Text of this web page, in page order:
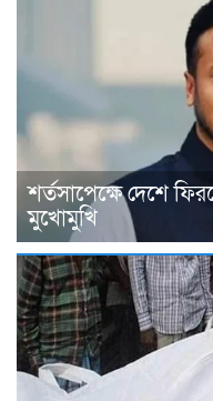
শর্তসাপেক্ষে দেশে
মুখোমুখি